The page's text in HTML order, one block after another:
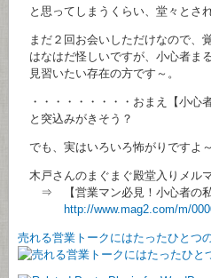
と思ってしまうくらい、堂々とさ
まだ２回お会いしただけなので、
はなはだ怪しいですが、小心者ま
見習いたい存在の方です～。
・・・・・・・・・おまえ【小心
と突込みがきそう？
でも、実はいろいろ怖がりですよ～
木戸さんのまぐまぐ殿堂入りメル
⇒ 【営業マン必見！小心者の私
http://www.mag2.com/m/
売れる営業トークにはたったひとつ